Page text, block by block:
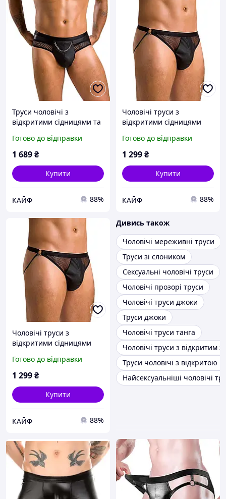
Труси чоловічі з
відкритими сідницями та
кольору Passion Slip Open
Tom black 030 розміри XXL
Готово до відправки
1 689₴
Купити
КАЙФ 88%
Чоловічі труси з
відкритими сідницями
Slip Open Luke black 034
розміри L XL Кайф
Готово до відправки
1 299₴
Купити
КАЙФ 88%
Чоловічі труси з
відкритими сідницями
Slip Open Luke black 034
розміри S M Кайф
Готово до відправки
1 299₴
Купити
КАЙФ 88%
Дивись також
Чоловічі мереживні труси
Труси зі слоником
Сексуальні чоловічі труси
Чоловічі прозорі труси
Чоловічі труси джоки
Труси джоки
Чоловічі труси танга
Чоловічі труси з відкритим
Труси чоловічі з відкритою
Найсексуальніші чоловічі